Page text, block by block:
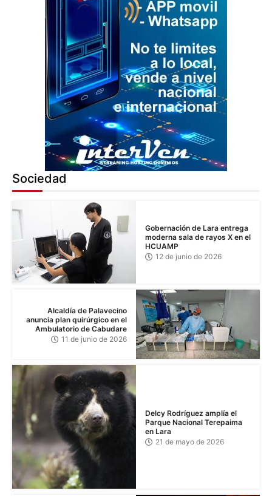
Sociedad
Gobernación de Lara entrega
moderna sala de rayos X en el
HCUAMP
12 de junio de 2026
Alcaldía de Palavecino
anuncia plan quirúrgico en el
Ambulatorio de Cabudare
11 de junio de 2026
Delcy Rodríguez amplía el
Parque Nacional Terepaima
en Lara
21 de mayo de 2026